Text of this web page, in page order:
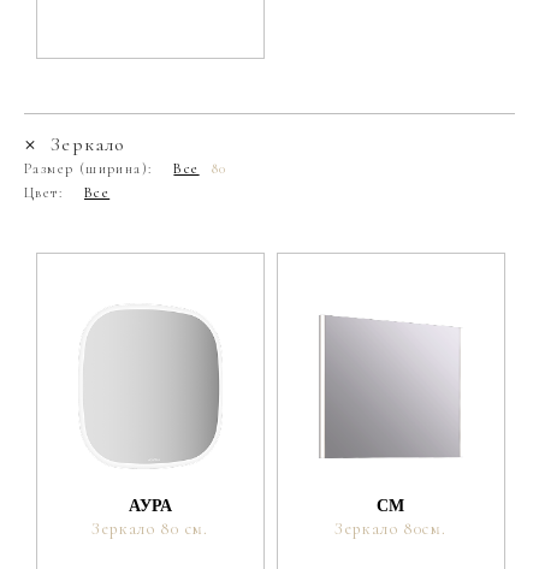
Зеркало
Размер (ширина): Все
80
Цвет:
Все
АУРА
Зеркало 80 см.
СМ
Зеркало 80см.